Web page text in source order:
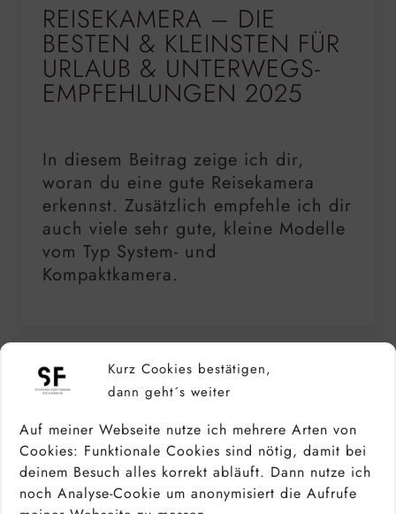
Kurz Cookies bestätigen,
dann geht´s weiter
Auf meiner Webseite nutze ich mehrere Arten von
Cookies: Funktionale Cookies sind nötig, damit bei
deinem Besuch alles korrekt abläuft. Dann nutze ich
noch Analyse-Cookie um anonymisiert die Aufrufe
REISEKAMERA – DIE
BESTEN & KLEINSTEN FÜR
URLAUB & UNTERWEGS-
EMPFEHLUNGEN 2025
In diesem Beitrag zeige ich dir,
woran du eine gute Reisekamera
erkennst. Zusätzlich empfehle ich dir
auch viele sehr gute, kleine Modelle
vom Typ System- und
Kompaktkamera.